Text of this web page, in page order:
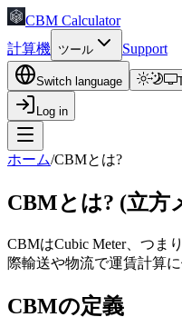
CBM Calculator
計算機 ツール Support
Switch language
Log in
ホーム/CBMとは?
CBMとは? (立方
CBMはCubic Meter、つま
際輸送や物流で運賃計算
CBMの定義